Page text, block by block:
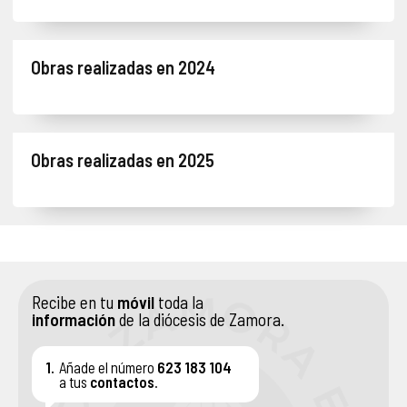
Obras realizadas en 2024
Obras realizadas en 2025
Recibe en tu móvil toda la
informaciónde la diócesis de Zamora.
1. Añade el número 623 183 104
a tus contactos.
ENSEÑANZA
PATRIMONIO ARTÍSTICO